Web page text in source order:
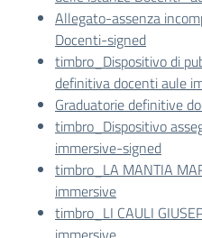
Allegato-assenza
Docenti-signed
timbro_Dispositivo di
definitiva docenti aule
Graduatorie definitive
timbro_Dispositivo
immersive-signed
timbro_LA MANTIA
immersive
timbro_LI CAULI